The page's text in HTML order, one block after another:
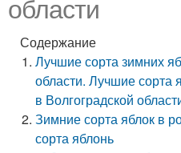
области
Содержание
Лучшие сорта зимних
области. Лучшие
в Волгоградской
Зимние сорта яблок в
сорта яблонь